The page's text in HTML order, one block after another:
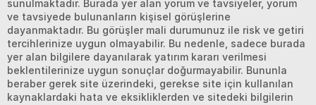
sunulmaktadır. Burada yer alan yorum ve tavsiyeler, yorum
ve tavsiyede bulunanların kişisel görüşlerine
dayanmaktadır. Bu görüşler mali durumunuz ile risk ve getiri
tercihlerinize uygun olmayabilir. Bu nedenle, sadece burada
yer alan bilgilere dayanılarak yatırım kararı verilmesi
beklentilerinize uygun sonuçlar doğurmayabilir. Bununla
beraber gerek site üzerindeki, gerekse site için kullanılan
kaynaklardaki hata ve eksikliklerden ve sitedeki bilgilerin